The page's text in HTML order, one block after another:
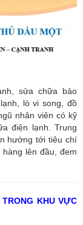
sửa chữa bảo
lò vi song, đồ
nhân viên có kỹ
điện lạnh. Trung
hướng tới tiêu chí
lên đầu, đem
KHU VỰC